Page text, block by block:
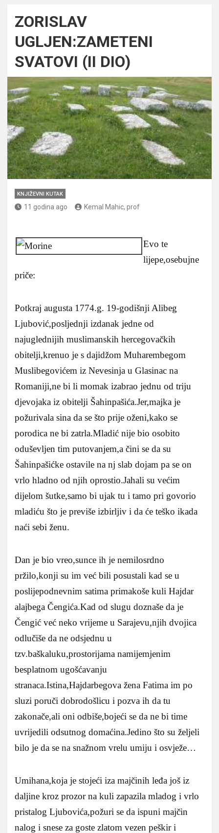
ZORISLAV
UGLJEN:ZAMETENI
SVATOVI (II DIO)
KNJIŽEVNI KUTAK
11 godina ago Kemal Mahic, prof
Evo te
lijepe,osebujne
priče:
Potkraj augusta 1774.g. 19-godišnji Alibeg
Ljubović,posljednji izdanak jedne od
najuglednijih muslimanskih hercegovačkih
obitelji,krenuo je s dajidžom Muharembegom
Muslibegovićem iz Nevesinja u Glasinac na
Romaniji,ne bi li momak izabrao jednu od triju
djevojaka iz obitelji Šahinpašića.Jer,majka je
požurivala sina da se što prije oženi,kako se
porodica ne bi zatrla.Mladić nije bio osobito
oduševljen tim putovanjem,a čini se da su
Šahinpašićke ostavile na nj slab dojam pa se on
vrlo hladno od njih oprostio.Jahali su većim
dijelom šutke,samo bi ujak tu i tamo pri govorio
mladiću što je previše izbirljiv i da će teško ikada
naći sebi ženu.
Dan je bio vreo,sunce ih je nemilosrdno
pržilo,konji su im već bili posustali kad se u
poslijepodnevnim satima primakoše kuli Hajdar
alajbega Čengića.Kad od slugu doznaše da je
Čengić već neko vrijeme u Sarajevu,njih dvojica
odlučiše da ne odsjednu u
tzv.baškaluku,prostorijama namijemjenim
besplatnom ugošćavanju
stranaca.Istina,Hajdarbegova žena Fatima im po
sluzi poruči dobrodošlicu i pozva ih da tu
zakonače,ali oni odbiše,bojeći se da ne bi time
uvrijedili odsutnog domaćina.Jedino što su željeli
bilo je da se na snažnom vrelu umiju i osvježe…
Umihana,koja je stojeći iza majčinih leđa još iz
daljine kroz prozor na kuli zapazila mladog i vrlo
pristalog Ljubovića,požuri se da ispuni majčin
nalog i snese za goste zlatom vezen peškir i